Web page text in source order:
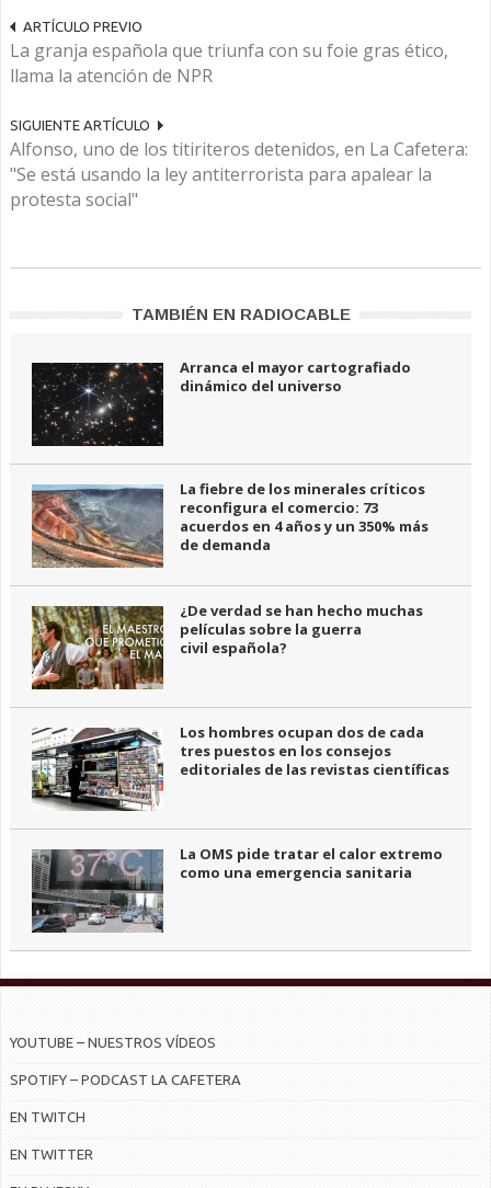
ARTÍCULO PREVIO
La granja española que triunfa con su foie gras ético,
llama la atención de NPR
SIGUIENTE ARTÍCULO
Alfonso, uno de los titiriteros detenidos, en La Cafetera:
"Se está usando la ley antiterrorista para apalear la
protesta social"
TAMBIÉN EN RADIOCABLE
Arranca el mayor cartografiado
dinámico del universo
La fiebre de los minerales críticos
reconfigura el comercio: 73
acuerdos en 4 años y un 350% más
de demanda
¿De verdad se han hecho muchas
películas sobre la guerra
civil española?
Los hombres ocupan dos de cada
tres puestos en los consejos
editoriales de las revistas científicas
La OMS pide tratar el calor extremo
como una emergencia sanitaria
YOUTUBE – NUESTROS VÍDEOS
SPOTIFY – PODCAST LA CAFETERA
EN TWITCH
EN TWITTER